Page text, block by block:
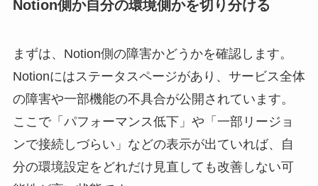
Notion側か自分の環境側かを切り分ける
まずは、Notion側の障害かどうかを確認します。
Notionにはステータスページがあり、サービス全体
の障害や一部機能の不具合が公開されています。
ここで「パフォーマンス低下」や「一部リージョ
ンで接続しづらい」などの表示が出ていれば、自
分の環境設定をどれだけ見直しても改善しない可